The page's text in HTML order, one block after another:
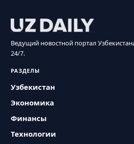
Ведущий новостной портал
24/7.
РАЗДЕЛЫ
Узбекистан
Экономика
Финансы
Технологии